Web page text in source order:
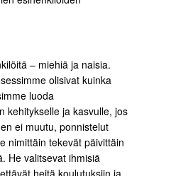
– miehiä ja naisia.
olisivat kuinka
luoda
kehitykselle ja kasvulle, jos
ei muutu, ponnistelut
nimittäin tekevät päivittäin
He valitsevat ihmisiä
heitä koulutuksiin ja